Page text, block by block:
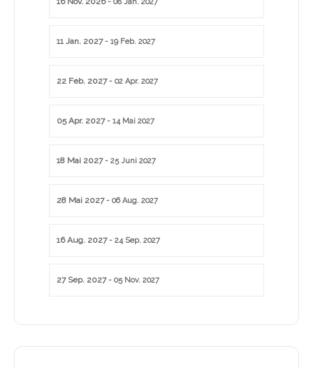
- 08 Jan. 2027
11 Jan. 2027- 19 Feb. 2027
22 Feb. 2027- 02 Apr. 2027
05 Apr. 2027- 14 Mai 2027
18 Mai 2027- 25 Juni 2027
28 Mai 2027- 06 Aug. 2027
16 Aug. 2027- 24 Sep. 2027
27 Sep. 2027- 05 Nov. 2027